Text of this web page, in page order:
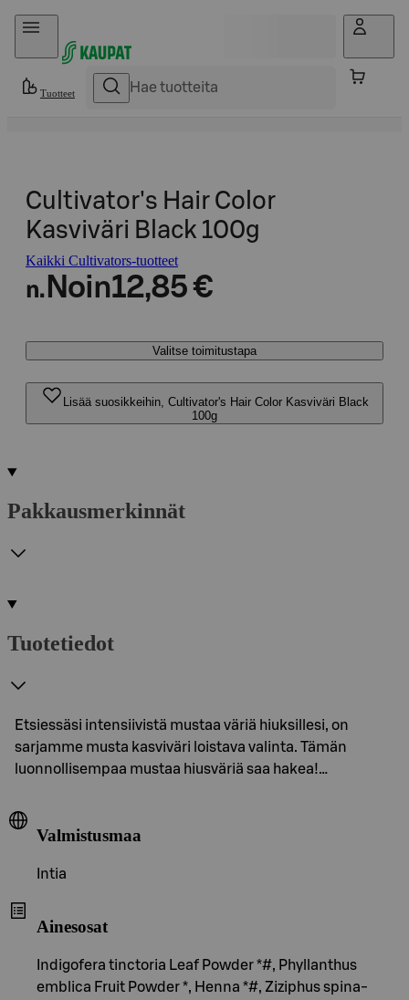
Hyppää sisältöön
Tuotteet
Cultivator's Hair Color
Kasviväri Black 100g
Kaikki Cultivators-tuotteet
n. Noin12,85 €
Valitse toimitustapa
Lisää suosikkeihin, Cultivator's Hair Color Kasviväri Black
100g
Pakkausmerkinnät
Tuotetiedot
Etsiessäsi intensiivistä mustaa väriä hiuksillesi, on
sarjamme musta kasviväri loistava valinta. Tämän
luonnollisempaa mustaa hiusväriä saa hakea!…
Valmistusmaa
Intia
Ainesosat
Indigofera tinctoria Leaf Powder *#, Phyllanthus
emblica Fruit Powder *, Henna *#, Ziziphus spina-